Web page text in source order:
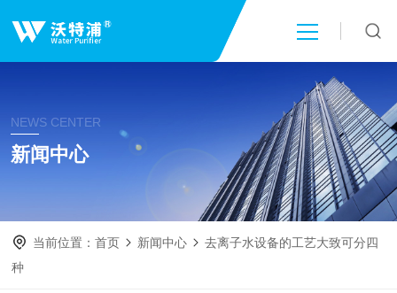
产品中心
新闻中心
NEWS CENTER
新闻中心
当前位置：首页 新闻中心
去离子水设备的工艺大致可分四
种